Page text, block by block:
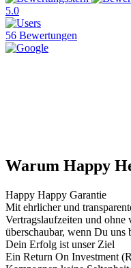
5.0
56 Bewertungen
Warum Happy
Happy Happy Garantie
Mit ehrlicher und
Vertragslaufzeiten und
überschaubar, wenn Du uns
Dein Erfolg ist unser Ziel
Ein Return On Investment